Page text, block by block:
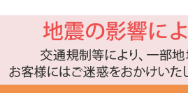
扉・窓・家具に使う
つまみ
床
貼
フ
鍵・ドアノブ交換
玄関扉の錠・ドアノ
浴室用ドアノブ
お電話でのご注文
06-6723-5060
カスタマーセンター
平日9：30～17：00
問合わせフォーム
こちらから
お
カ
平